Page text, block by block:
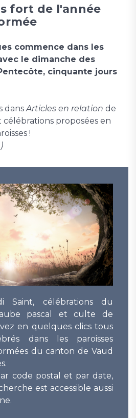
fort de l'année
commence dans les
le dimanche des
cinquante jours
dansArticles en relation de
célébrations proposées en
!
Saint, célébrations du
aube pascal et culte de
en quelques clics tous
dans les paroisses
du canton de Vaud
code postal et par date,
est accessible aussi